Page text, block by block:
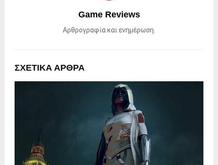
Game Reviews
Αρθρογραφία και ενημέρωση.
ΣΧΕΤΙΚΑ ΑΡΘΡΑ